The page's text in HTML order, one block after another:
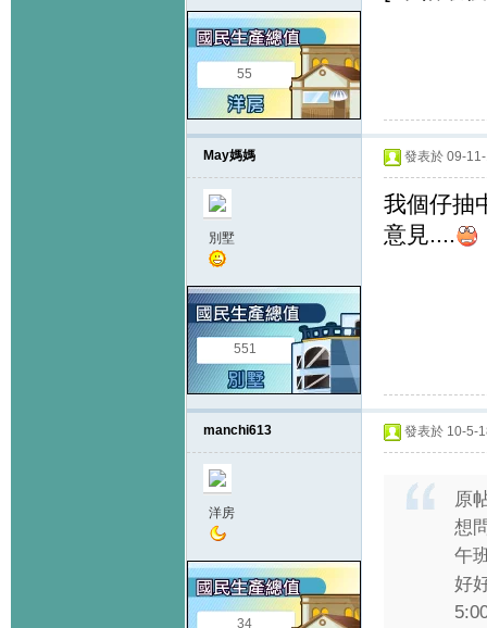
55
May媽媽
別墅
551
發表於 09-
我個仔抽
意見....
manchi613
洋房
34
發表於 10-5-
原
想
午
好